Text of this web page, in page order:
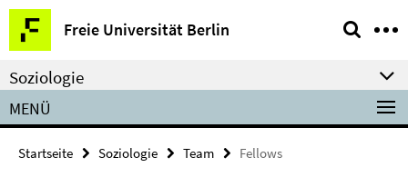
Springe
direkt
zu
Inhalt
Freie Universität Berlin
Service-
Navigation
Soziologie
MENÜ
Startseite Soziologie Team Fellows